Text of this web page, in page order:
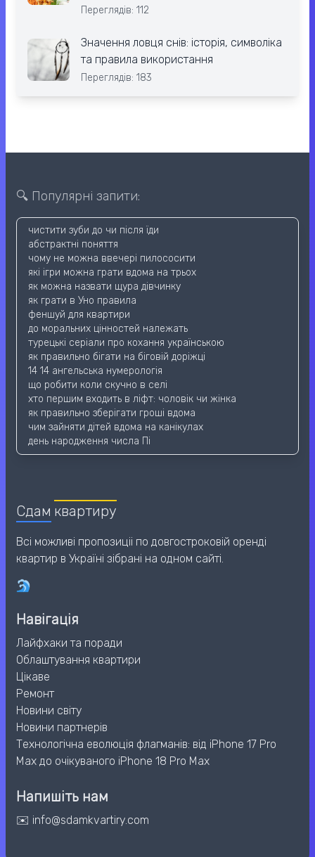
Переглядів: 112
Значення ловця снів: історія, символіка
та правила використання
Переглядів: 183
🔍 Популярні запити:
чистити зуби до чи після їди
абстрактні поняття
чому не можна ввечері пилососити
які ігри можна грати вдома на трьох
як можна назвати щура дівчинку
як грати в Уно правила
феншуй для квартири
до моральних цінностей належать
турецькі серіали про кохання українською
як правильно бігати на біговій доріжці
14 14 ангельська нумерологія
що робити коли скучно в селі
хто першим входить в ліфт: чоловік чи жінка
як правильно зберігати гроші вдома
чим зайняти дітей вдома на канікулах
день народження числа Пі
Сдам квартиру
Всі можливі пропозиціі по довгостроковій оренді
квартир в Україні зібрані на одном сайті.
Навігація
Лайфхаки та поради
Облаштування квартири
Цікаве
Ремонт
Новини світу
Новини партнерів
Технологічна еволюція флагманів: від iPhone 17 Pro
Max до очікуваного iPhone 18 Pro Max
Напишіть нам
✉️ info@sdamkvartiry.com